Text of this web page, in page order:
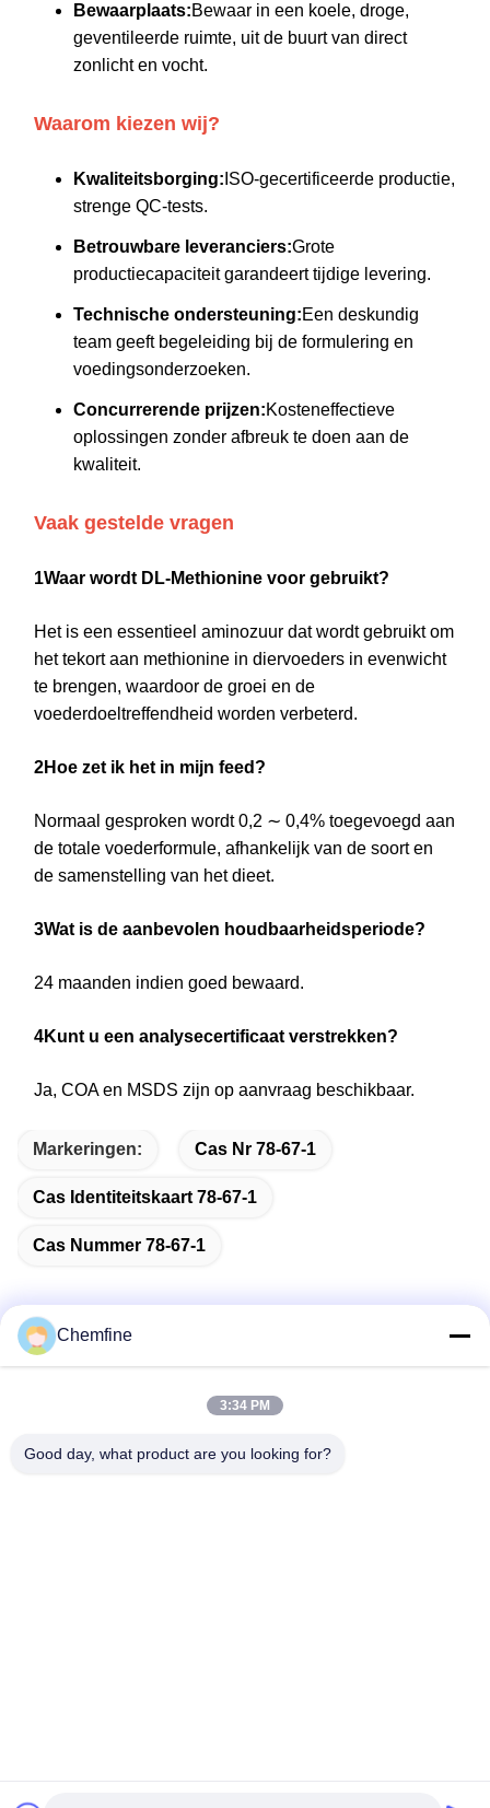
Bewaarplaats:Bewaar in een koele, droge,
geventileerde ruimte, uit de buurt van direct
zonlicht en vocht.
Waarom kiezen wij?
Kwaliteitsborging: ISO-gecertificeerde productie,
strenge QC-tests.
Betrouwbare leveranciers:Grote
productiecapaciteit garandeert tijdige levering.
Technische ondersteuning:Een deskundig
team geeft begeleiding bij de formulering en
voedingsonderzoeken.
Concurrerende prijzen:Kosteneffectieve
oplossingen zonder afbreuk te doen aan de
kwaliteit.
Vaak gestelde vragen
1Waar wordt DL-Methionine voor gebruikt?
Het is een essentieel aminozuur dat wordt gebruikt om
het tekort aan methionine in diervoeders in evenwicht
te brengen, waardoor de groei en de
voederdoeltreffendheid worden verbeterd.
2Hoe zet ik het in mijn feed?
Normaal gesproken wordt 0,2 ∼ 0,4% toegevoegd aan
de totale voederformule, afhankelijk van de soort en
de samenstelling van het dieet.
3Wat is de aanbevolen houdbaarheidsperiode?
24 maanden indien goed bewaard.
4Kunt u een analysecertificaat verstrekken?
Ja, COA en MSDS zijn op aanvraag beschikbaar.
Markeringen: Cas Nr 78-67-1
Cas Identiteitskaart 78-67-1
Cas Nummer 78-67-1
Zaal 924, Road van No.813 Yinxiu, Wuxi-Stad, Jiangsu,
Chemfine
3:34 PM
Good day, what product are you looking for?